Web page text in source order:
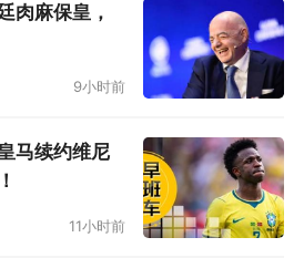
拉斐尼亚则会入选国际足联
名单。
肉麻保皇，
9小时前
马续约维尼
11小时前